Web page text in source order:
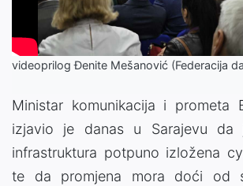
Video
videoprilog Đenite Mešanović (Federacija
Ministar komunikacija i prometa
izjavio je danas u Sarajevu da
infrastruktura potpuno izložena
te da promjena mora doći od